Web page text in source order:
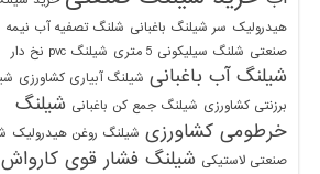
هیدرولیک سر شیلنگ باغبانی شلنگ تصفیه آب نیمه
صنعتی شلنگ سیلیکونی 5 متری شیلنگ pvc نخ دار
شیلنگ آب باغبانی شیلنگ آبیاری کشاورزی
برزنتی کشاورزی شیلنگ جمع کن باغبانی شیلنگ
خرطومی کشاورزی شیلنگ روغن هیدرولیک
صنعتی لاستیکی شیلنگ فشار قوی کارواش